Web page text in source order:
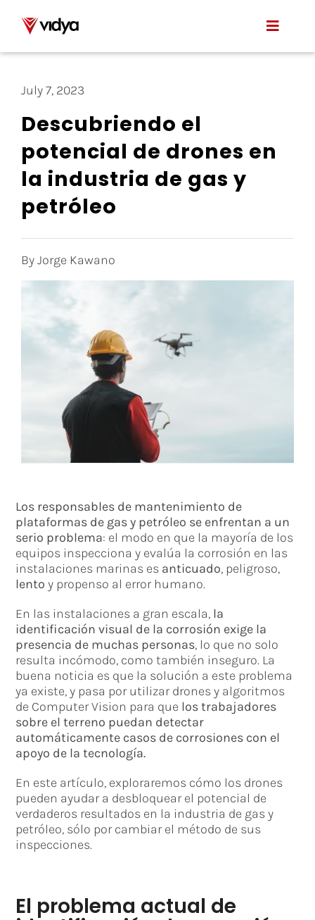
content
Toggle
Product
About Us
Resources
July 7, 2023
Descubriendo el
potencial de drones en
la industria de gas y
petróleo
By Jorge Kawano
Los responsables de mantenimiento de
plataformas de gas y petróleo se enfrentan a un
serio problema: el modo en que la mayoría de los
equipos inspecciona y evalúa la corrosión en las
instalaciones marinas es anticuado, peligroso,
lento y propenso al error humano.
En las instalaciones a gran escala, la
identificación visual de la corrosión exige la
presencia de muchas personas, lo que no solo
resulta incómodo, como también inseguro. La
buena noticia es que la solución a este problema
ya existe, y pasa por utilizar drones y algoritmos
de Computer Vision para que los trabajadores
sobre el terreno puedan detectar
automáticamente casos de corrosiones con el
apoyo de la tecnología.
En este artículo, exploraremos cómo los drones
pueden ayudar a desbloquear el potencial de
verdaderos resultados en la industria de gas y
petróleo, sólo por cambiar el método de sus
inspecciones.
El problema actual de